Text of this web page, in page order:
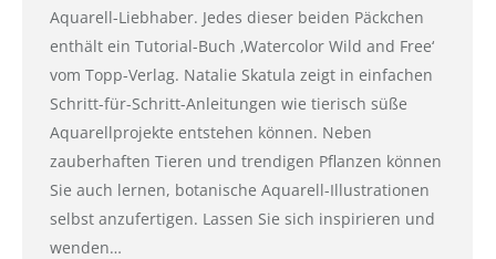
Aquarell-Liebhaber. Jedes dieser beiden Päckchen
enthält ein Tutorial-Buch ‚Watercolor Wild and Free‘
vom Topp-Verlag. Natalie Skatula zeigt in einfachen
Schritt-für-Schritt-Anleitungen wie tierisch süße
Aquarellprojekte entstehen können. Neben
zauberhaften Tieren und trendigen Pflanzen können
Sie auch lernen, botanische Aquarell-Illustrationen
selbst anzufertigen. Lassen Sie sich inspirieren und
wenden…